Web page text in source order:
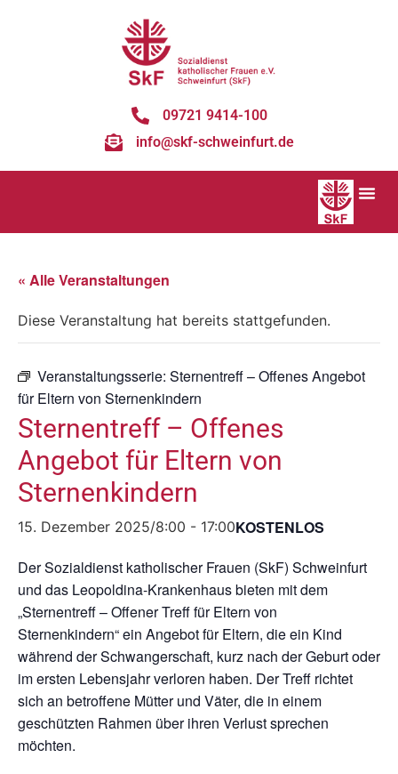
09721 9414-100
info@skf-schweinfurt.de
« Alle Veranstaltungen
Diese Veranstaltung hat bereits stattgefunden.
Veranstaltungsserie: Sternentreff – Offenes Angebot
für Eltern von Sternenkindern
Sternentreff – Offenes
Angebot für Eltern von
Sternenkindern
15. Dezember 2025/8:00 - 17:00KOSTENLOS
Der Sozialdienst katholischer Frauen (SkF) Schweinfurt
und das Leopoldina-Krankenhaus bieten mit dem
„Sternentreff – Offener Treff für Eltern von
Sternenkindern“ ein Angebot für Eltern, die ein Kind
während der Schwangerschaft, kurz nach der Geburt oder
im ersten Lebensjahr verloren haben. Der Treff richtet
sich an betroffene Mütter und Väter, die in einem
geschützten Rahmen über ihren Verlust sprechen
möchten.